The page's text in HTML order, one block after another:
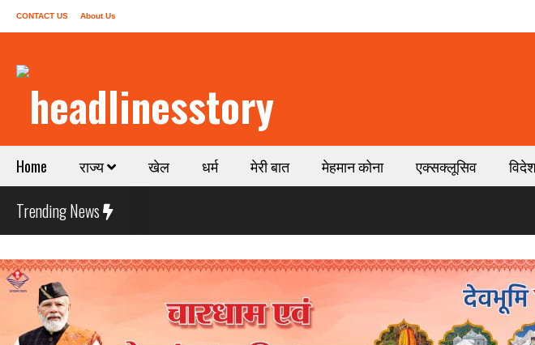
CONTACT US About Us
Home राज्य खेल धर्म मेरी बात मेहमान कोना एक्सक्लूसिव
Trending News